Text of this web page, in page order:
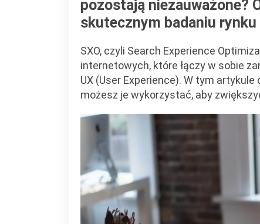
pozostają niezauważone?
skutecznym badaniu rynku
SXO, czyli Search Experience
internetowych, które łączy w sobie
UX (User Experience). W tym
możesz je wykorzystać, aby